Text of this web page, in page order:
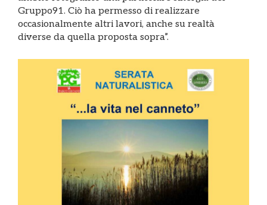
Gruppo91. Ciò ha permesso di realizzare
occasionalmente altri lavori, anche su realtà
diverse da quella proposta sopra”.